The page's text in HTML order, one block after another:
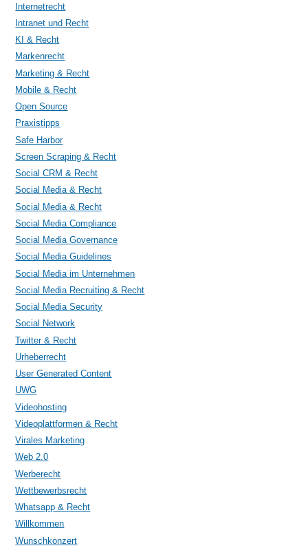
Internetrecht
Intranet und Recht
KI & Recht
Markenrecht
Marketing & Recht
Mobile & Recht
Open Source
Praxistipps
Safe Harbor
Screen Scraping & Recht
Social CRM & Recht
Social Media & Recht
Social Media & Recht
Social Media Compliance
Social Media Governance
Social Media Guidelines
Social Media im Unternehmen
Social Media Recruiting & Recht
Social Media Security
Social Network
Twitter & Recht
Urheberrecht
User Generated Content
UWG
Videohosting
Videoplattformen & Recht
Virales Marketing
Web 2.0
Werberecht
Wettbewerbsrecht
Whatsapp & Recht
Willkommen
Wunschkonzert